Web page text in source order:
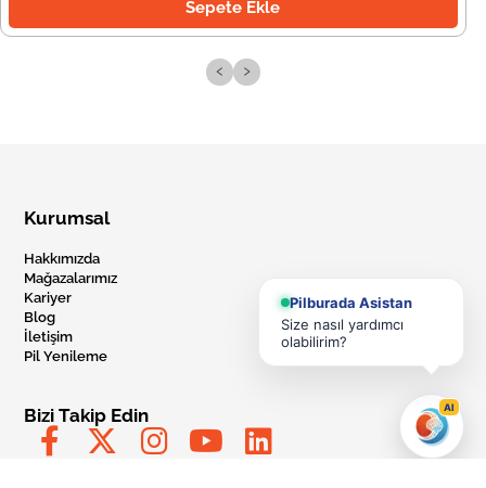
Sepete Ekle
‹ ›
Kurumsal
Hakkımızda
Mağazalarımız
Kariyer
Blog
İletişim
Pil Yenileme
Bizi Takip Edin
Pilburada Asistan
Size nasıl yardımcı
olabilirim?
AI